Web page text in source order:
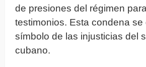
de presiones del régimen
testimonios. Esta condena se
símbolo de las injusticias del
cubano.